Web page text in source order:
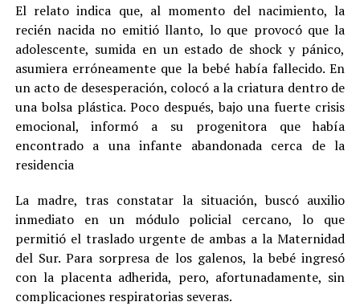
El relato indica que, al momento del nacimiento, la
recién nacida no emitió llanto, lo que provocó que la
adolescente, sumida en un estado de shock y pánico,
asumiera erróneamente que la bebé había fallecido. En
un acto de desesperación, colocó a la criatura dentro de
una bolsa plástica. Poco después, bajo una fuerte crisis
emocional, informó a su progenitora que había
encontrado a una infante abandonada cerca de la
residencia
La madre, tras constatar la situación, buscó auxilio
inmediato en un módulo policial cercano, lo que
permitió el traslado urgente de ambas a la Maternidad
del Sur. Para sorpresa de los galenos, la bebé ingresó
con la placenta adherida, pero, afortunadamente, sin
complicaciones respiratorias severas.